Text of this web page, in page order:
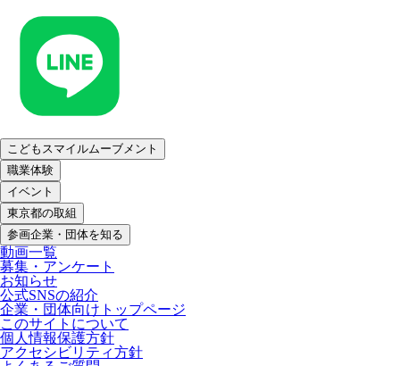
こどもスマイルムーブメント
職業体験
イベント
東京都の取組
参画企業・団体を知る
動画一覧
募集・アンケート
お知らせ
公式SNSの紹介
企業・団体向けトップページ
このサイトについて
個人情報保護方針
アクセシビリティ方針